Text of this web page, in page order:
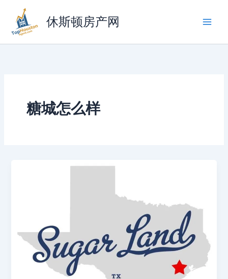
容
休斯顿房产网
糖城怎么样